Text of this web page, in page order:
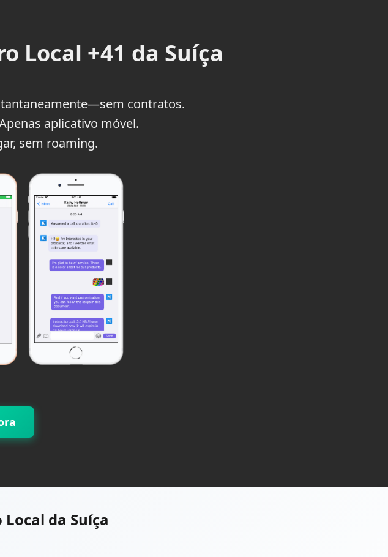
Local +41 da Suíça
contratos.
aplicativo móvel.
sem roaming.
da Suíça